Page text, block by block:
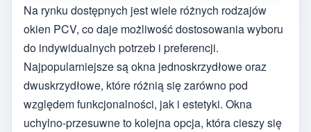
Na rynku dostępnych jest wiele różnych rodzajów
okien PCV, co daje możliwość dostosowania wyboru
do indywidualnych potrzeb i preferencji.
Najpopularniejsze są okna jednoskrzydłowe oraz
dwuskrzydłowe, które różnią się zarówno pod
względem funkcjonalności, jak i estetyki. Okna
uchylno-przesuwne to kolejna opcja, która cieszy się